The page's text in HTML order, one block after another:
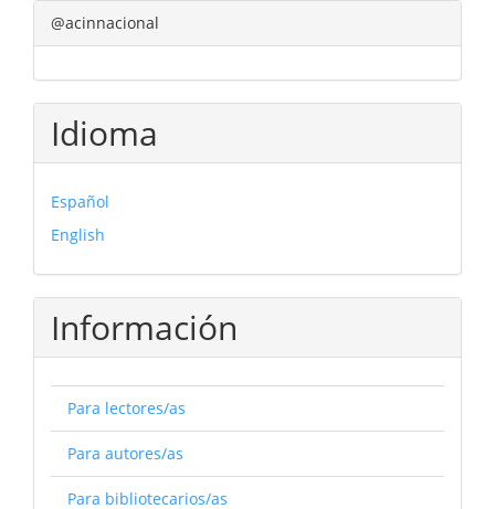
@acinnacional
Idioma
Español
English
Información
Para lectores/as
Para autores/as
Para bibliotecarios/as